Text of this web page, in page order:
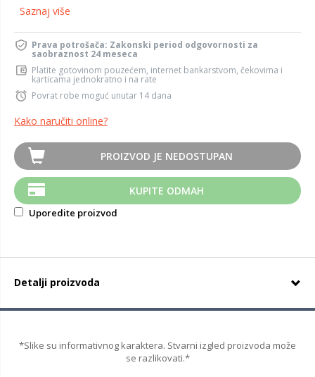
Saznaj više
Prava potrošača: Zakonski period odgovornosti za
saobraznost 24 meseca
Platite gotovinom pouzećem, internet bankarstvom, čekovima i
karticama jednokratno i na rate
Povrat robe moguć unutar 14 dana
Kako naručiti online?
PROIZVOD JE NEDOSTUPAN
KUPITE ODMAH
Uporedite proizvod
Detalji proizvoda
*Slike su informativnog karaktera. Stvarni izgled proizvoda može
se razlikovati.*